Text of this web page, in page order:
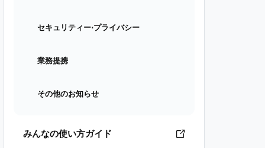
セキュリティー⋅プライバシー
業務提携
その他のお知らせ
みんなの使い方ガイド